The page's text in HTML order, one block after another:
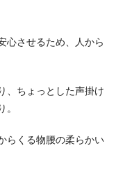
心させるため、人から
、ちょっとした声掛け
らくる物腰の柔らかい